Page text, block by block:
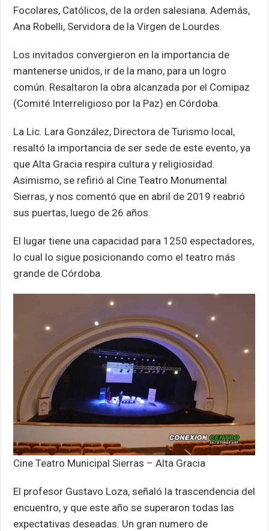
Focolares, Católicos, de la orden salesiana. Además,
Ana Robelli, Servidora de la Virgen de Lourdes.
Los invitados convergieron en la importancia de
mantenerse unidos, ir de la mano, para un logro
común. Resaltaron la obra alcanzada por el Comipaz
(Comité Interreligioso por la Paz) en Córdoba.
La Lic. Lara González, Directora de Turismo local,
resaltó la importancia de ser sede de este evento, ya
que Alta Gracia respira cultura y religiosidad.
Asimismo, se refirió al Cine Teatro Monumental
Sierras, y nos comentó que en abril de 2019 reabrió
sus puertas, luego de 26 años.
El lugar tiene una capacidad para 1250 espectadores,
lo cual lo sigue posicionando como el teatro más
grande de Córdoba.
Cine Teatro Municipal Sierras – Alta Gracia
El profesor Gustavo Loza, señaló la trascendencia del
encuentro, y que este año se superaron todas las
expectativas deseadas. Un gran numero de